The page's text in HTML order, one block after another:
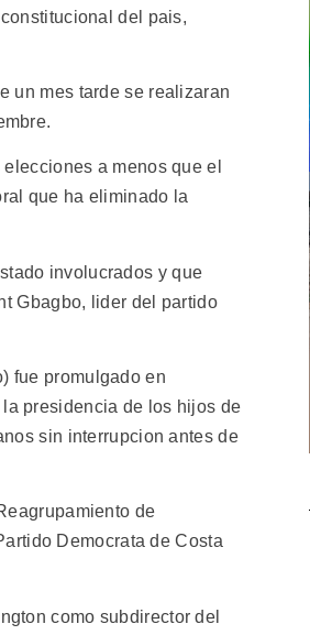
del pais,
un mes tarde se realizaran
a menos que el
que ha eliminado la
involucrados y que
Gbagbo, lider del partido
fue promulgado en
presidencia de los hijos de
sin interrupcion antes de
de
Democrata de Costa
como subdirector del